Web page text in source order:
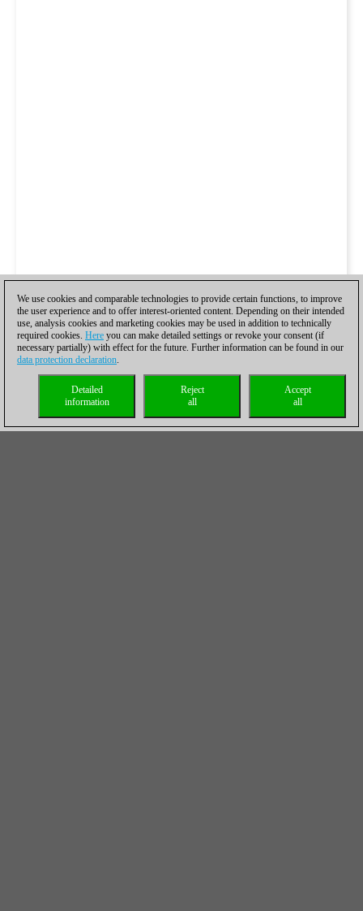
We use cookies and comparable technologies to provide certain functions, to improve
the user experience and to offer interest-oriented content. Depending on their intended
use, analysis cookies and marketing cookies may be used in addition to technically
required cookies. Here you can make detailed settings or revoke your consent (if
necessary partially) with effect for the future. Further information can be found in our
data protection declaration.
Accept
all
Reject
all
Detailed
information